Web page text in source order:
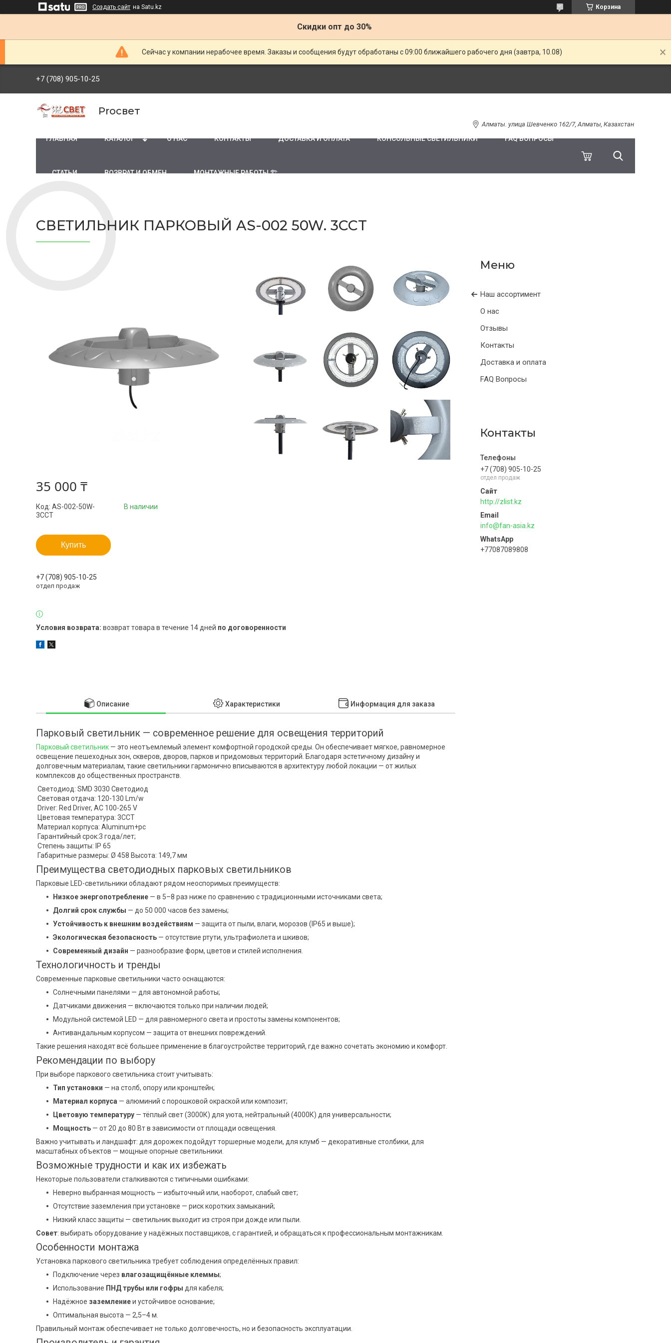
Создать сайт на Satu.kz Корзина
Скидки опт до 30%
Сейчас у компании нерабочее время. Заказы и сообщения будут обработаны с 09:00 ближайшего рабочего дня (завтра, 10.08)
+7 (708) 905-10-25
Proсвет
Алматы. улица Шевченко 162/7, Алматы, Казахстан
ГЛАВНАЯ КАТАЛОГ О НАС КОНТАКТЫ ДОСТАВКА И ОПЛАТА КОНСОЛЬНЫЕ СВЕТИЛЬНИКИ FAQ ВОПРОСЫ
СТАТЬИ ВОЗВРАТ И ОБМЕН МОНТАЖНЫЕ РАБОТЫ 🏗
СВЕТИЛЬНИК ПАРКОВЫЙ AS-002 50W. 3CCT
Наш ассортимент
О нас
Отзывы
Контакты
Доставка и оплата
FAQ Вопросы
Контакты
+7 (708) 905-10-25
отдел продаж
http://zlist.kz
info@fan-asia.kz
+77087089808
35 000 ₸
В наличии
Код: AS-002-50W-
3CCT
Купить
+7 (708) 905-10-25
отдел продаж
возврат товара в течение 14 дней по договоренности
Описание Характеристики Информация для заказа
Парковый светильник — современное решение для освещения территорий
Парковый светильник — это неотъемлемый элемент комфортной городской среды. Он обеспечивает мягкое, равномерное
освещение пешеходных зон, скверов, дворов, парков и придомовых территорий. Благодаря эстетичному дизайну и
долговечным материалам, такие светильники гармонично вписываются в архитектуру любой локации — от жилых
комплексов до общественных пространств.
Светодиод: SMD 3030 Светодиод
Световая отдача: 120-130 Lm/w
Driver: Red Driver, AC 100-265 V
Цветовая температура: 3CCT
Материал корпуса: Aluminum+pc
Гарантийный срок:3 года/лет;
Степень защиты: IP 65
Габаритные размеры: Ø 458 Высота: 149,7 мм
Преимущества светодиодных парковых светильников
Парковые LED-светильники обладают рядом неоспоримых преимуществ:
Низкое энергопотребление — в 5–8 раз ниже по сравнению с традиционными источниками света;
Долгий срок службы — до 50 000 часов без замены;
Устойчивость к внешним воздействиям — защита от пыли, влаги, морозов (IP65 и выше);
Экологическая безопасность — отсутствие ртути, ультрафиолета и шкивов;
Современный дизайн — разнообразие форм, цветов и стилей исполнения.
Технологичность и тренды
Современные парковые светильники часто оснащаются:
Солнечными панелями — для автономной работы;
Датчиками движения — включаются только при наличии людей;
Модульной системой LED — для равномерного света и простоты замены компонентов;
Антивандальным корпусом — защита от внешних повреждений.
Такие решения находят всё большее применение в благоустройстве территорий, где важно сочетать экономию и комфорт.
Рекомендации по выбору
При выборе паркового светильника стоит учитывать:
Тип установки — на столб, опору или кронштейн;
Материал корпуса — алюминий с порошковой окраской или композит;
Цветовую температуру — тёплый свет (3000К) для уюта, нейтральный (4000К) для универсальности;
Мощность — от 20 до 80 Вт в зависимости от площади освещения.
Важно учитывать и ландшафт: для дорожек подойдут торшерные модели, для клумб — декоративные столбики, для
масштабных объектов — мощные опорные светильники.
Возможные трудности и как их избежать
Некоторые пользователи сталкиваются с типичными ошибками:
Неверно выбранная мощность — избыточный или, наоборот, слабый свет;
Отсутствие заземления при установке — риск коротких замыканий;
Низкий класс защиты — светильник выходит из строя при дожде или пыли.
Совет: выбирать оборудование у надёжных поставщиков, с гарантией, и обращаться к профессиональным монтажникам.
Особенности монтажа
Установка паркового светильника требует соблюдения определённых правил:
Подключение через влагозащищённые клеммы;
Использование ПНД трубы или гофры для кабеля;
Надёжное заземлениеи устойчивое основание;
Оптимальная высота — 2,5–4 м.
Правильный монтаж обеспечивает не только долговечность, но и безопасность эксплуатации.